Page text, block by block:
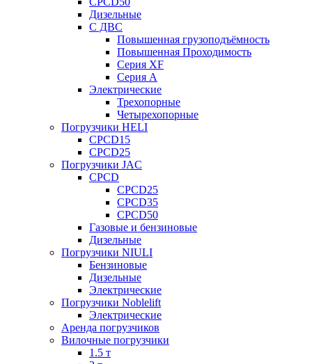
Дизельные
С ДВС
Повышенная грузоподъёмность
Повышенная Проходимость
Серия XF
Серия А
Электрические
Трехопорные
Четырехопорные
Погрузчики HELI
CPCD15
CPCD25
Погрузчики JAC
CPCD
CPCD25
CPCD35
CPCD50
Газовые и бензиновые
Дизельные
Погрузчики NIULI
Бензиновые
Дизельные
Электрические
Погрузчики Noblelift
Электрические
Аренда погрузчиков
Вилочные погрузчики
1.5 т